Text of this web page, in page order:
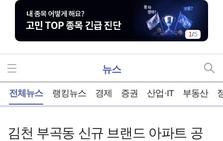
1/5
뉴스
전체뉴스 랭킹뉴스 경제 증권 산업·IT 부동산
김천 부곡동 신규 브랜드 아파트 공